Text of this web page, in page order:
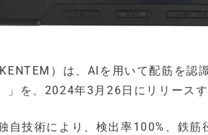
）は、AIを用いて配筋を認
」を、2024年3月26日にリリースす
自技術により、検出率100%、鉄